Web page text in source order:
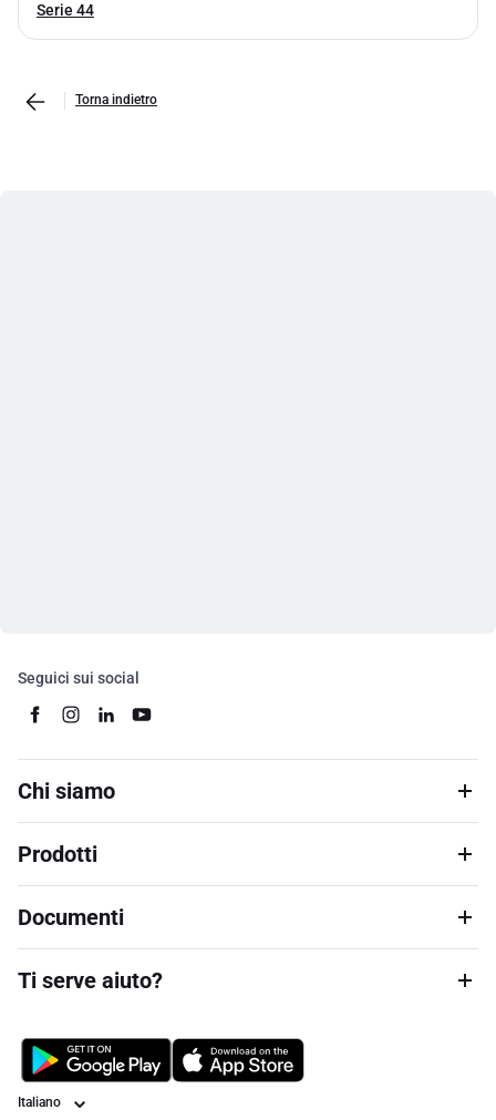
Serie 44
Torna indietro
Seguici sui social
Chi siamo
Prodotti
Documenti
Ti serve aiuto?
Lingua